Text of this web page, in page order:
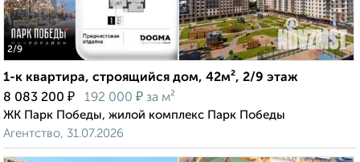
2/9
1-к квартира, строящийся дом, 42м², 2/9 этаж
8 083 200 ₽ 192 000 ₽ за м²
ЖК Парк Победы, жилой комплекс Парк Победы
Агентство, 31.07.2026